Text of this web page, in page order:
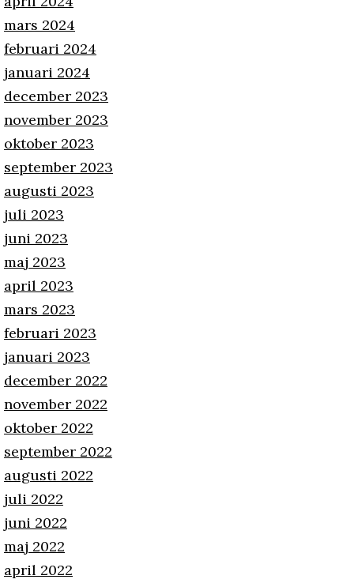
mars 2024
februari 2024
januari 2024
december 2023
november 2023
oktober 2023
september 2023
augusti 2023
juli 2023
juni 2023
maj 2023
april 2023
mars 2023
februari 2023
januari 2023
december 2022
november 2022
oktober 2022
september 2022
augusti 2022
juli 2022
juni 2022
maj 2022
april 2022